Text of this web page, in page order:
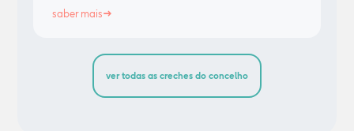
saber mais
ver todas as creches do concelho